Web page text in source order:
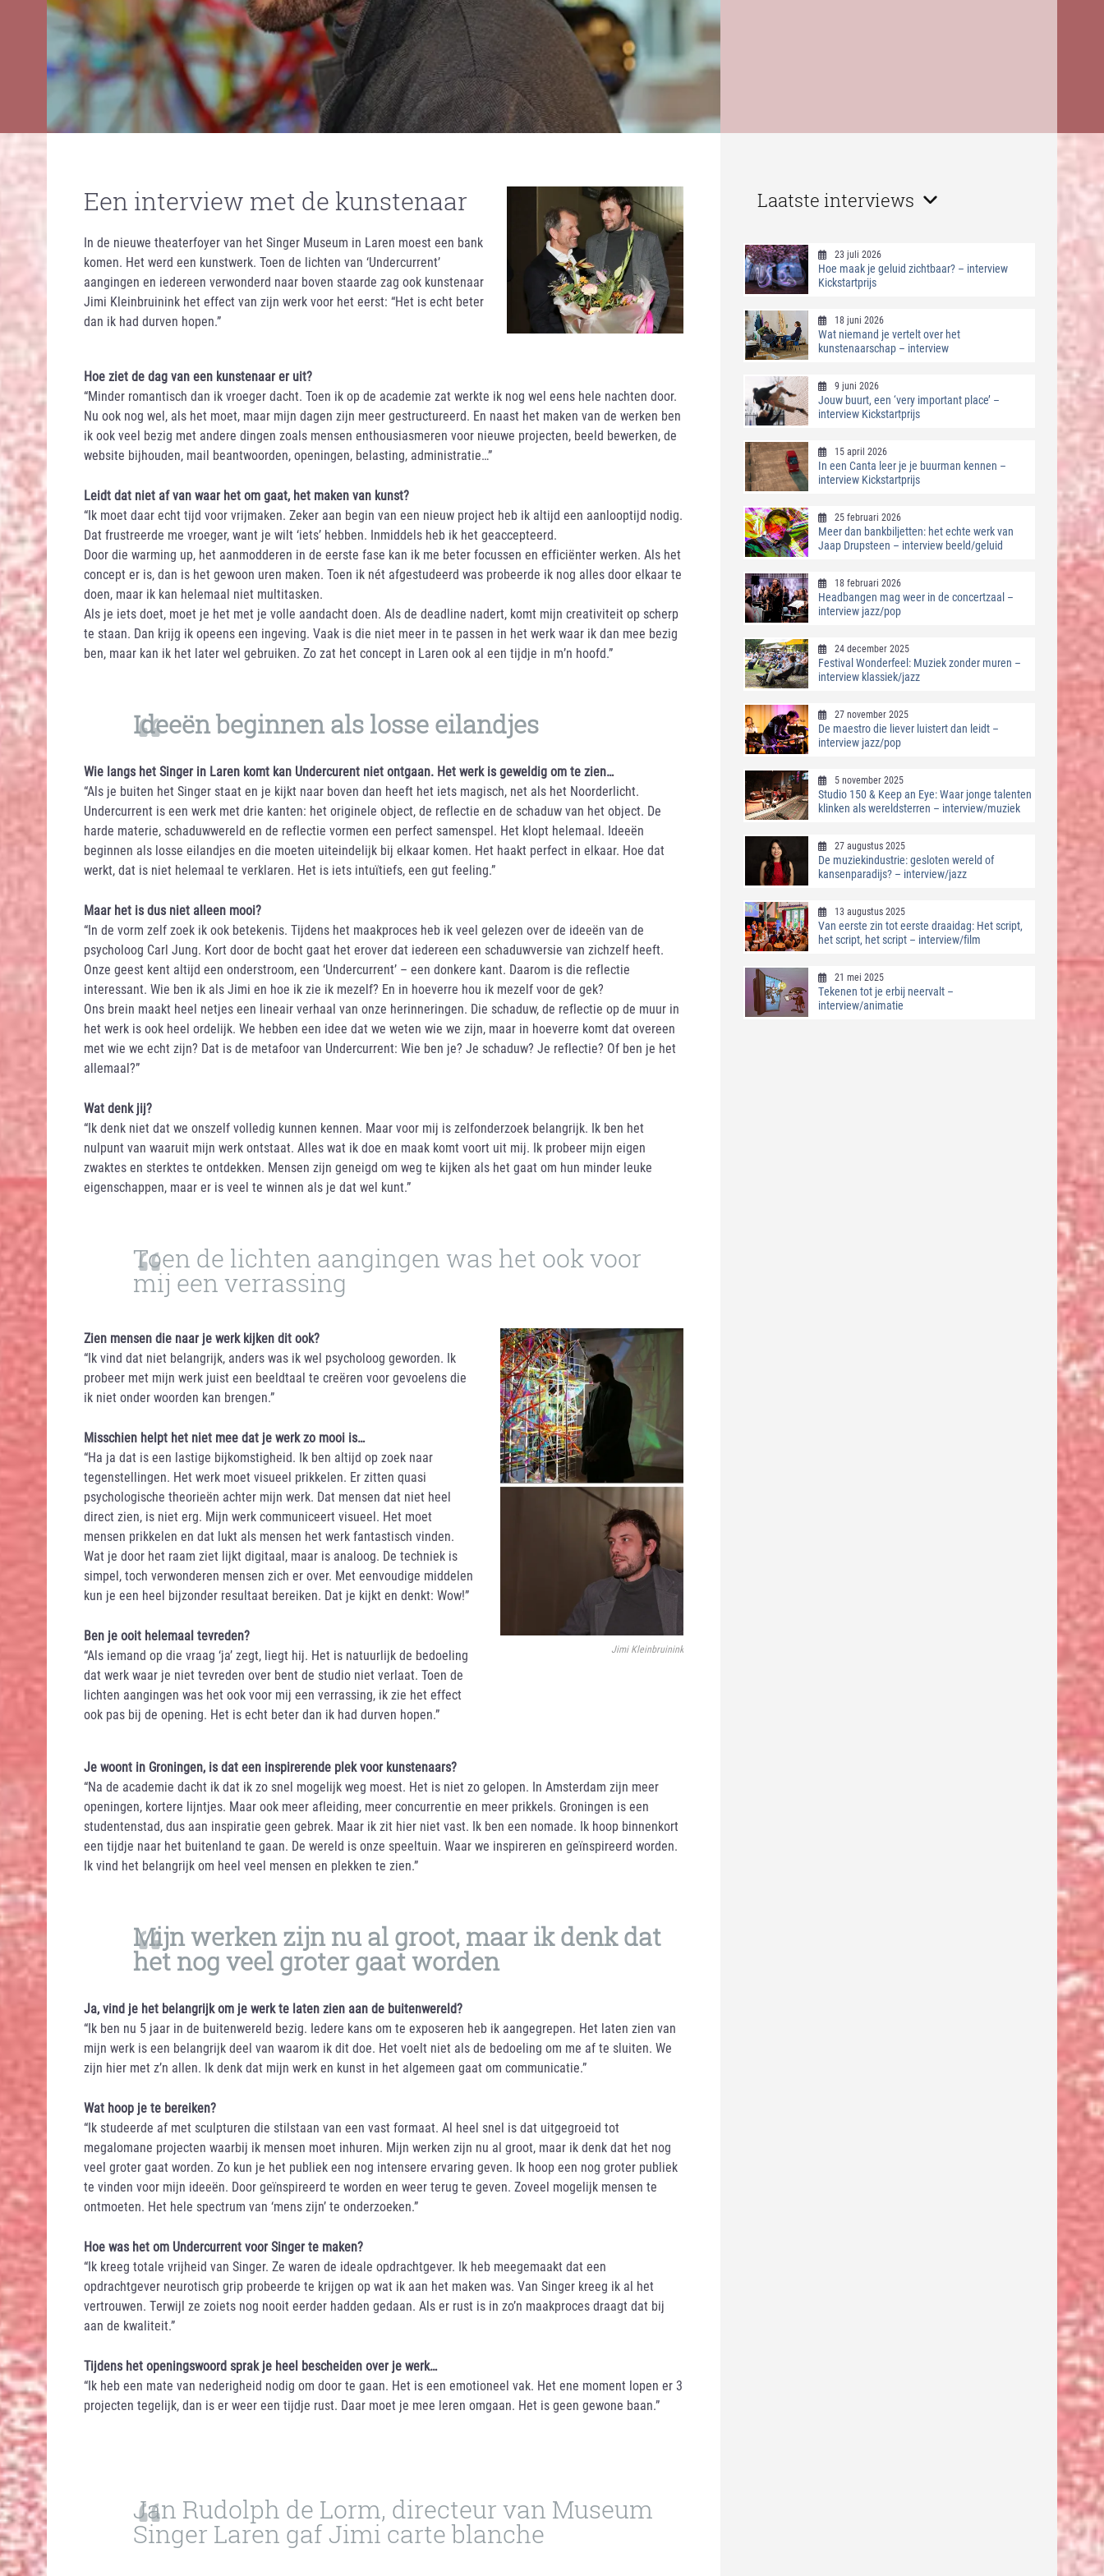
Een interview met de kunstenaar
In de nieuwe theaterfoyer van het Singer Museum in Laren moest een bank
komen. Het werd een kunstwerk. Toen de lichten van ‘Undercurrent’
aangingen en iedereen verwonderd naar boven staarde zag ook kunstenaar
Jimi Kleinbruinink het effect van zijn werk voor het eerst: “Het is echt beter
dan ik had durven hopen.”
Hoe ziet de dag van een kunstenaar er uit?
“Minder romantisch dan ik vroeger dacht. Toen ik op de academie zat werkte ik nog wel eens hele nachten door.
Nu ook nog wel, als het moet, maar mijn dagen zijn meer gestructureerd. En naast het maken van de werken ben
ik ook veel bezig met andere dingen zoals mensen enthousiasmeren voor nieuwe projecten, beeld bewerken, de
website bijhouden, mail beantwoorden, openingen, belasting, administratie…”
Leidt dat niet af van waar het om gaat, het maken van kunst?
“Ik moet daar echt tijd voor vrijmaken. Zeker aan begin van een nieuw project heb ik altijd een aanlooptijd nodig.
Dat frustreerde me vroeger, want je wilt ‘iets’ hebben. Inmiddels heb ik het geaccepteerd.
Door die warming up, het aanmodderen in de eerste fase kan ik me beter focussen en efficiënter werken. Als het
concept er is, dan is het gewoon uren maken. Toen ik nét afgestudeerd was probeerde ik nog alles door elkaar te
doen, maar ik kan helemaal niet multitasken.
Als je iets doet, moet je het met je volle aandacht doen. Als de deadline nadert, komt mijn creativiteit op scherp
te staan. Dan krijg ik opeens een ingeving. Vaak is die niet meer in te passen in het werk waar ik dan mee bezig
ben, maar kan ik het later wel gebruiken. Zo zat het concept in Laren ook al een tijdje in m’n hoofd.”
Ideeën beginnen als losse eilandjes
Wie langs het Singer in Laren komt kan Undercurent niet ontgaan. Het werk is geweldig om te zien…
“Als je buiten het Singer staat en je kijkt naar boven dan heeft het iets magisch, net als het Noorderlicht.
Undercurrent is een werk met drie kanten: het originele object, de reflectie en de schaduw van het object. De
harde materie, schaduwwereld en de reflectie vormen een perfect samenspel. Het klopt helemaal. Ideeën
beginnen als losse eilandjes en die moeten uiteindelijk bij elkaar komen. Het haakt perfect in elkaar. Hoe dat
werkt, dat is niet helemaal te verklaren. Het is iets intuïtiefs, een gut feeling.”
Maar het is dus niet alleen mooi?
“In de vorm zelf zoek ik ook betekenis. Tijdens het maakproces heb ik veel gelezen over de ideeën van de
psycholoog Carl Jung. Kort door de bocht gaat het erover dat iedereen een schaduwversie van zichzelf heeft.
Onze geest kent altijd een onderstroom, een ‘Undercurrent’ – een donkere kant. Daarom is die reflectie
interessant. Wie ben ik als Jimi en hoe ik zie ik mezelf? En in hoeverre hou ik mezelf voor de gek?
Ons brein maakt heel netjes een lineair verhaal van onze herinneringen. Die schaduw, de reflectie op de muur in
het werk is ook heel ordelijk. We hebben een idee dat we weten wie we zijn, maar in hoeverre komt dat overeen
met wie we echt zijn? Dat is de metafoor van Undercurrent: Wie ben je? Je schaduw? Je reflectie? Of ben je het
allemaal?”
Wat denk jij?
“Ik denk niet dat we onszelf volledig kunnen kennen. Maar voor mij is zelfonderzoek belangrijk. Ik ben het
nulpunt van waaruit mijn werk ontstaat. Alles wat ik doe en maak komt voort uit mij. Ik probeer mijn eigen
zwaktes en sterktes te ontdekken. Mensen zijn geneigd om weg te kijken als het gaat om hun minder leuke
eigenschappen, maar er is veel te winnen als je dat wel kunt.”
Toen de lichten aangingen was het ook voor
mij een verrassing
Zien mensen die naar je werk kijken dit ook?
“Ik vind dat niet belangrijk, anders was ik wel psycholoog geworden. Ik
probeer met mijn werk juist een beeldtaal te creëren voor gevoelens die
ik niet onder woorden kan brengen.”
Misschien helpt het niet mee dat je werk zo mooi is…
“Ha ja dat is een lastige bijkomstigheid. Ik ben altijd op zoek naar
tegenstellingen. Het werk moet visueel prikkelen. Er zitten quasi
psychologische theorieën achter mijn werk. Dat mensen dat niet heel
direct zien, is niet erg. Mijn werk communiceert visueel. Het moet
mensen prikkelen en dat lukt als mensen het werk fantastisch vinden.
Wat je door het raam ziet lijkt digitaal, maar is analoog. De techniek is
simpel, toch verwonderen mensen zich er over. Met eenvoudige middelen
kun je een heel bijzonder resultaat bereiken. Dat je kijkt en denkt: Wow!”
Ben je ooit helemaal tevreden?
“Als iemand op die vraag ‘ja’ zegt, liegt hij. Het is natuurlijk de bedoeling
dat werk waar je niet tevreden over bent de studio niet verlaat. Toen de
lichten aangingen was het ook voor mij een verrassing, ik zie het effect
ook pas bij de opening. Het is echt beter dan ik had durven hopen.”
Jimi Kleinbruinink
Je woont in Groningen, is dat een inspirerende plek voor kunstenaars?
“Na de academie dacht ik dat ik zo snel mogelijk weg moest. Het is niet zo gelopen. In Amsterdam zijn meer
openingen, kortere lijntjes. Maar ook meer afleiding, meer concurrentie en meer prikkels. Groningen is een
studentenstad, dus aan inspiratie geen gebrek. Maar ik zit hier niet vast. Ik ben een nomade. Ik hoop binnenkort
een tijdje naar het buitenland te gaan. De wereld is onze speeltuin. Waar we inspireren en geïnspireerd worden.
Ik vind het belangrijk om heel veel mensen en plekken te zien.”
Mijn werken zijn nu al groot, maar ik denk dat
het nog veel groter gaat worden
Ja, vind je het belangrijk om je werk te laten zien aan de buitenwereld?
“Ik ben nu 5 jaar in de buitenwereld bezig. Iedere kans om te exposeren heb ik aangegrepen. Het laten zien van
mijn werk is een belangrijk deel van waarom ik dit doe. Het voelt niet als de bedoeling om me af te sluiten. We
zijn hier met z’n allen. Ik denk dat mijn werk en kunst in het algemeen gaat om communicatie.”
Wat hoop je te bereiken?
“Ik studeerde af met sculpturen die stilstaan van een vast formaat. Al heel snel is dat uitgegroeid tot
megalomane projecten waarbij ik mensen moet inhuren. Mijn werken zijn nu al groot, maar ik denk dat het nog
veel groter gaat worden. Zo kun je het publiek een nog intensere ervaring geven. Ik hoop een nog groter publiek
te vinden voor mijn ideeën. Door geïnspireerd te worden en weer terug te geven. Zoveel mogelijk mensen te
ontmoeten. Het hele spectrum van ‘mens zijn’ te onderzoeken.”
Hoe was het om Undercurrent voor Singer te maken?
“Ik kreeg totale vrijheid van Singer. Ze waren de ideale opdrachtgever. Ik heb meegemaakt dat een
opdrachtgever neurotisch grip probeerde te krijgen op wat ik aan het maken was. Van Singer kreeg ik al het
vertrouwen. Terwijl ze zoiets nog nooit eerder hadden gedaan. Als er rust is in zo’n maakproces draagt dat bij
aan de kwaliteit.”
Tijdens het openingswoord sprak je heel bescheiden over je werk…
“Ik heb een mate van nederigheid nodig om door te gaan. Het is een emotioneel vak. Het ene moment lopen er 3
projecten tegelijk, dan is er weer een tijdje rust. Daar moet je mee leren omgaan. Het is geen gewone baan.”
Jan Rudolph de Lorm, directeur van Museum
Singer Laren gaf Jimi carte blanche
Laatste interviews
23 juli 2026
Hoe maak je geluid zichtbaar? – interview
Kickstartprijs
18 juni 2026
Wat niemand je vertelt over het
kunstenaarschap – interview
9 juni 2026
Jouw buurt, een ‘very important place’ –
interview Kickstartprijs
15 april 2026
In een Canta leer je je buurman kennen –
interview Kickstartprijs
25 februari 2026
Meer dan bankbiljetten: het echte werk van
Jaap Drupsteen – interview beeld/geluid
18 februari 2026
Headbangen mag weer in de concertzaal –
interview jazz/pop
24 december 2025
Festival Wonderfeel: Muziek zonder muren –
interview klassiek/jazz
27 november 2025
De maestro die liever luistert dan leidt –
interview jazz/pop
5 november 2025
Studio 150 & Keep an Eye: Waar jonge talenten
klinken als wereldsterren – interview/muziek
27 augustus 2025
De muziekindustrie: gesloten wereld of
kansenparadijs? – interview/jazz
13 augustus 2025
Van eerste zin tot eerste draaidag: Het script,
het script, het script – interview/film
21 mei 2025
Tekenen tot je erbij neervalt –
interview/animatie